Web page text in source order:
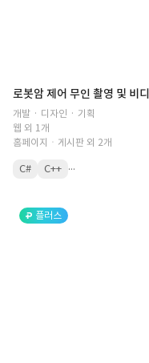
개발 · 디자인 · 기획
웹 외 1개
홈페이지ㆍ게시판 외 2개
C# C++ ...
플러스